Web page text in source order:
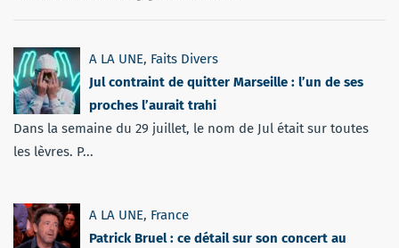
A LA UNE, Faits Divers
Jul contraint de quitter Marseille : l’un de ses
proches l’aurait trahi
Dans la semaine du 29 juillet, le nom de Jul était sur toutes
les lèvres. P...
A LA UNE, France
Patrick Bruel : ce détail sur son concert au